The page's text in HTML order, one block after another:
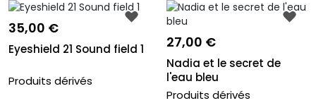
35,00 €
Eyeshield 21 Sound field 1
Produits dérivés
27,00 €
Nadia et le secret de
l'eau bleu
Produits dérivés